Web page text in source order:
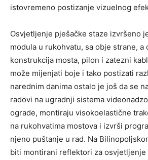
istovremeno postizanje vizuelnog
Osvjetljenje pješačke staze izvršeno
modula u rukohvatu, sa obje strane,
konstrukcija mosta, pilon i zatezni
može mijenjati boje i tako postizati
narednim danima ostalo je još da se
radovi na ugradnji sistema
ograde, montiraju visokoelastične
na rukohvatima mostova i izvrši
njeno puštanje u rad. Na
biti montirani reflektori za osvjetljenje